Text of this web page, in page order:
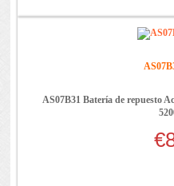
AS07B31 Batería de repuesto